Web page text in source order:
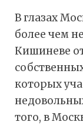
В глазах
более чем
Кишиневе
которых
того, в